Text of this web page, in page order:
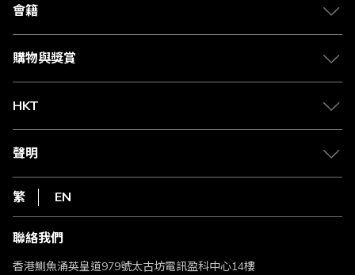
合作夥伴
媒體中心
會籍
會籍及專屬禮遇
賺取積分
購物與獎賞
物流與配送
Club Shopping 商品領取站
常見問題
HKT
csl.
1010
HKT
聲明
私隱聲明
使用條款
條款及細則
不歧視及不騷擾聲明
認可牌照及通告
繁 EN
聯絡我們
香港鰂魚涌英皇道979號太古坊電訊盈科中心14樓